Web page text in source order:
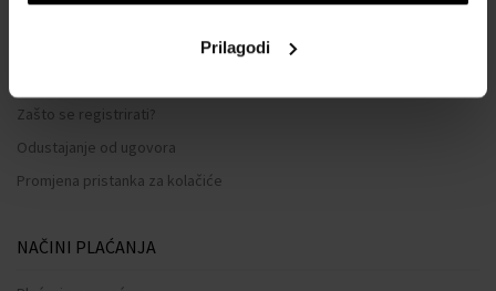
Prilagodi
Zašto se registrirati?
Odustajanje od ugovora
Promjena pristanka za kolačiće
NAČINI PLAĆANJA